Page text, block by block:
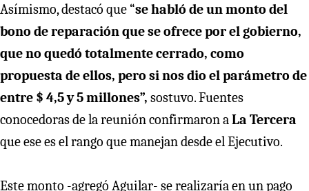
Asímismo, destacó que “se habló de un monto del
bono de reparación que se ofrece por el gobierno,
que no quedó totalmente cerrado, como
propuesta de ellos, pero si nos dio el parámetro de
entre $ 4,5 y 5 millones”, sostuvo. Fuentes
conocedoras de la reunión confirmaron aLa Tercera
que ese es el rango que manejan desde el Ejecutivo.
Este monto -agregó Aguilar- se realizaría en un pago